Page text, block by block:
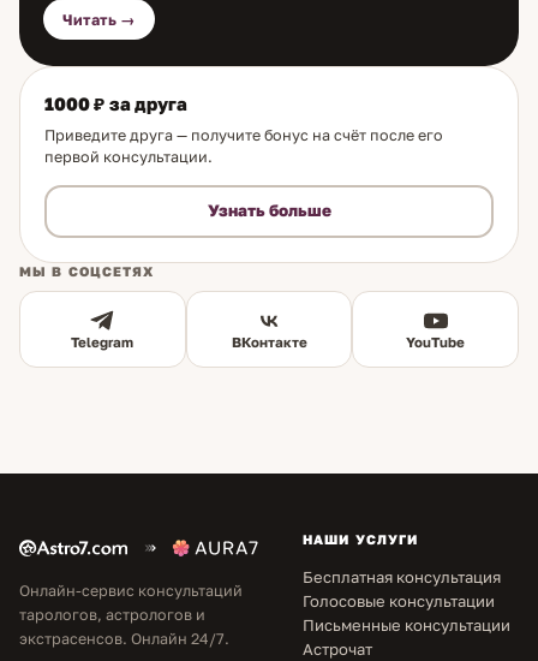
Читать →
1000 ₽ за друга
Приведите друга — получите бонус на счёт после его
первой консультации.
Узнать больше
МЫ В СОЦСЕТЯХ
Telegram ВКонтакте YouTube
Онлайн-сервис консультаций
тарологов, астрологов и
экстрасенсов. Онлайн 24/7.
НАШИ УСЛУГИ
Бесплатная консультация
Голосовые консультации
Письменные консультации
Астрочат